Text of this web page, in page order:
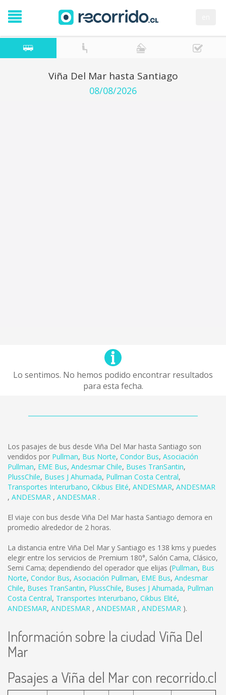
Viña Del Mar hasta Santiago
08/08/2026
Lo sentimos. No hemos podido encontrar resultados
para esta fecha.
Los pasajes de bus desde Viña Del Mar hasta Santiago son
vendidos por Pullman, Bus Norte, Condor Bus, Asociación
Pullman, EME Bus, Andesmar Chile, Buses TranSantin,
PlussChile, Buses J Ahumada, Pullman Costa Central,
Transportes Interurbano, Cikbus Elité, ANDESMAR, ANDESMAR
, ANDESMAR , ANDESMAR .
El viaje con bus desde Viña Del Mar hasta Santiago demora en
promedio alrededor de 2 horas.
La distancia entre Viña Del Mar y Santiago es 138 kms y puedes
elegir entre los servicios de Premium 180°, Salón Cama, Clásico,
Semi Cama; dependiendo del operador que elijas (Pullman, Bus
Norte, Condor Bus, Asociación Pullman, EME Bus, Andesmar
Chile, Buses TranSantin, PlussChile, Buses J Ahumada, Pullman
Costa Central, Transportes Interurbano, Cikbus Elité,
ANDESMAR, ANDESMAR , ANDESMAR , ANDESMAR ).
Información sobre la ciudad Viña Del
Mar
Pasajes a Viña del Mar con recorrido.cl